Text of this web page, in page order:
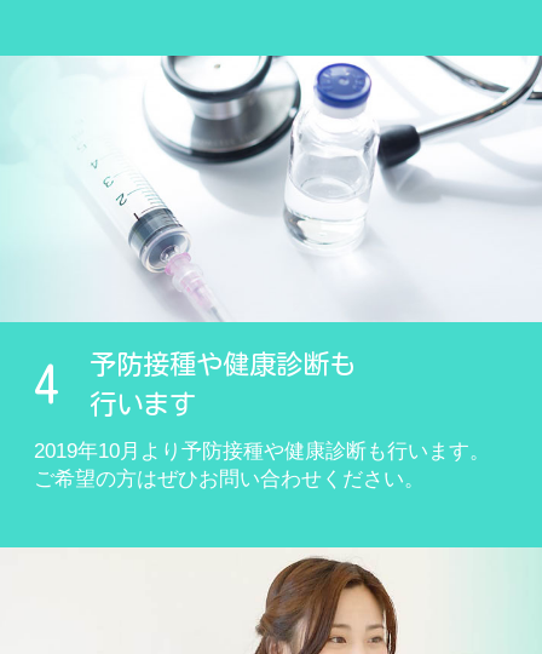
4
予防接種や健康診断も
行います
2019年10月より予防接種や健康診断も行います。
ご希望の方はぜひお問い合わせください。